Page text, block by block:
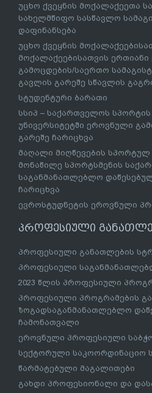
უცხო ქვეყნის მოქალაქეეთა
სახელმწიფო სასწავლო
დაფინანსება
უცხო ქვეყნის
მოქალაქეებისათვის
გამოცდების/საერთო
გავლის გარეშე სწავლის
სტუდენტური ბარათი
სსიპ – საქართველოს
უნივერსიტეტში ეროვნული
გარეშე ჩარიცხვა
მაღალი მიღწევების სპორტულ
მონაწილე სპორტსმენის
საგანმანათლებლო
ჩარიცხვა
ევროსტუდნეტის ეროვნული
პროფესიული
პროფესიული განათლების
პროფესიული
2023 წლის პროფესიული
პროფესიული პროგრამების
ზოგადსაგანმანათლებლო
ჩამონათვალი
ეროვნული პროფესიული
სექტორული საკოორდინაციო
წარმატებული მაგალითები
გახდი პროფესიონალი და